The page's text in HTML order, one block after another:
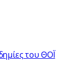
του ΘΟΪ